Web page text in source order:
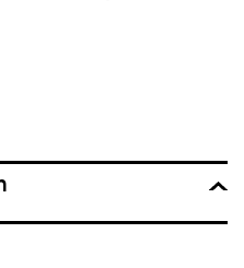
in Gounod’s